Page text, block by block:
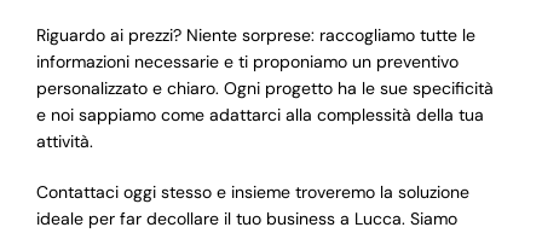
Riguardo ai prezzi? Niente sorprese: raccogliamo tutte le
informazioni necessarie e ti proponiamo un preventivo
personalizzato e chiaro. Ogni progetto ha le sue specificità
e noi sappiamo come adattarci alla complessità della tua
attività.
Contattaci oggi stesso e insieme troveremo la soluzione
ideale per far decollare il tuo business a Lucca. Siamo